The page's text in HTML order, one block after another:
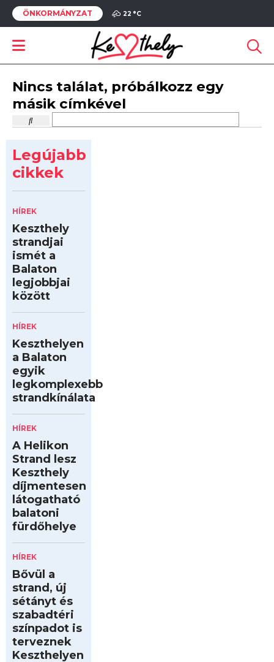
ÖNKORMÁNYZAT 22 °C
Nincs találat, próbálkozz egy
másik címkével
Legújabb
cikkek
HÍREK
Keszthely
strandjai
ismét a
Balaton
legjobbjai
között
HÍREK
Keszthelyen
a Balaton
egyik
legkomplexebb
strandkínálata
HÍREK
A Helikon
Strand lesz
Keszthely
díjmentesen
látogatható
balatoni
fürdőhelye
HÍREK
Bővül a
strand, új
sétányt és
szabadtéri
színpadot is
terveznek
Keszthelyen